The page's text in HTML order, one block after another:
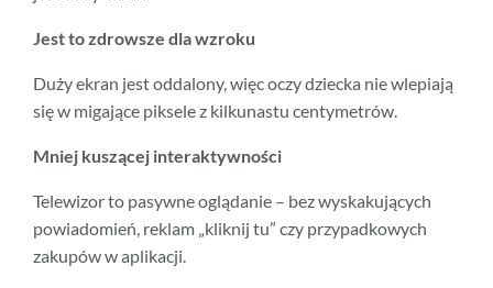
Jest to zdrowsze dla wzroku
Duży ekran jest oddalony, więc oczy dziecka nie wlepiają
się w migające piksele z kilkunastu centymetrów.
Mniej kuszącej interaktywności
Telewizor to pasywne oglądanie – bez wyskakujących
powiadomień, reklam „kliknij tu” czy przypadkowych
zakupów w aplikacji.